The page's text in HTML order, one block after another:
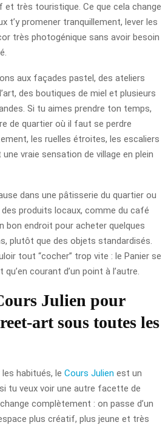
très touristique. Ce que cela change
t’y promener tranquillement, lever les
très photogénique sans avoir besoin
aux façades pastel, des ateliers
des boutiques de miel et plusieurs
Si tu aimes prendre ton temps,
de quartier où il faut se perdre
les ruelles étroites, les escaliers
vraie sensation de village en plein
dans une pâtisserie du quartier ou
produits locaux, comme du café
bon endroit pour acheter quelques
plutôt que des objets standardisés.
tout “cocher” trop vite : le Panier se
courant d’un point à l’autre.
Julien pour
art sous toutes les
habitués, le Cours Julien est un
tu veux voir une autre facette de
complètement : on passe d’un
plus créatif, plus jeune et très